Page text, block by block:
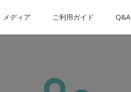
メディア ご利用ガイド Q&A